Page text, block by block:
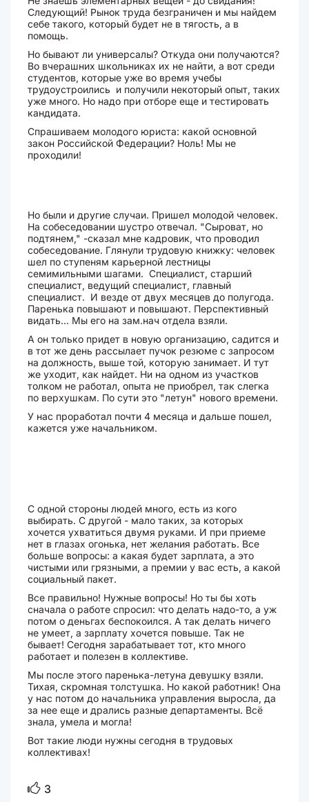
Следующий! Рынок труда безграничен и мы найдем
себе такого, который будет не в тягость, а в
помощь.
Но бывают ли универсалы? Откуда они получаются?
Во вчерашних школьниках их не найти, а вот среди
студентов, которые уже во время учебы
трудоустроились и получили некоторый опыт, таких
уже много. Но надо при отборе еще и тестировать
кандидата.
Спрашиваем молодого юриста: какой основной
закон Российской Федерации? Ноль! Мы не
проходили!
Но были и другие случаи. Пришел молодой человек.
На собеседовании шустро отвечал. "Сыроват, но
подтянем," -сказал мне кадровик, что проводил
собеседование. Глянули трудовую книжку: человек
шел по ступеням карьерной лестницы
семимильными шагами. Специалист, старший
специалист, ведущий специалист, главный
специалист. И везде от двух месяцев до полугода.
Паренька повышают и повышают. Перспективный
видать... Мы его на зам.нач отдела взяли.
А он только придет в новую организацию, садится и
в тот же день рассылает пучок резюме с запросом
на должность, выше той, которую занимает. И тут
же уходит, как найдет. Ни на одном из участков
толком не работал, опыта не приобрел, так слегка
по верхушкам. По сути это "летун" нового времени.
У нас проработал почти 4 месяца и дальше пошел,
кажется уже начальником.
С одной стороны людей много, есть из кого
выбирать. С другой - мало таких, за которых
хочется ухватиться двумя руками. И при приеме
нет в глазах огонька, нет желания работать. Все
больше вопросы: а какая будет зарплата, а это
чистыми или грязными, а премии у вас есть, а какой
социальный пакет.
Все правильно! Нужные вопросы! Но ты бы хоть
сначала о работе спросил: что делать надо-то, а уж
потом о деньгах беспокоился. А так делать ничего
не умеет, а зарплату хочется повыше. Так не
бывает! Сегодня зарабатывает тот, кто много
работает и полезен в коллективе.
Мы после этого паренька-летуна девушку взяли.
Тихая, скромная толстушка. Но какой работник! Она
у нас потом до начальника управления выросла, да
за нее еще и дрались разные департаменты. Всё
знала, умела и могла!
Вот такие люди нужны сегодня в трудовых
коллективах!
3